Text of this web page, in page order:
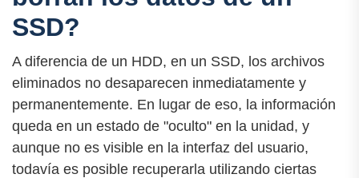
SSD?
A diferencia de un HDD, en un SSD, los archivos
eliminados no desaparecen inmediatamente y
permanentemente. En lugar de eso, la información
queda en un estado de "oculto" en la unidad, y
aunque no es visible en la interfaz del usuario,
todavía es posible recuperarla utilizando ciertas